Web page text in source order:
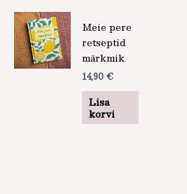
Meie pere
retseptid
märkmik
14,90 €
Lisa
korvi